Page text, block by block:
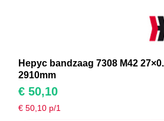
Hepyc bandzaag 7308 M42
2910mm
€ 50,10
€50,10 p/1